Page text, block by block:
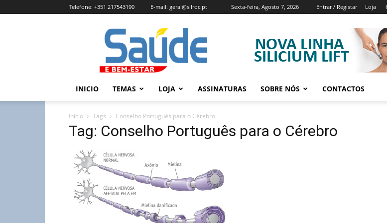
Sexta-feira, Agosto 7, 2026 Entrar / Registar Loja
Telefone: +351 217543190 E-mail: geral@silroc.pt
Revista
Saúde
e
Bem
Estar
Edição
INICIO TEMAS LOJA ASSINATURAS SOBRE NÓS CONTACTOS
Início Tags Conselho Português para o Cérebro
Tag: Conselho Português para o Cérebro